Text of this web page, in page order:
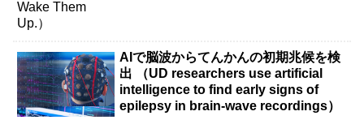
AIで脳波からてんかんの初期兆候を検
出 （UD researchers use artificial
intelligence to find early signs of
epilepsy in brain-wave recordings）